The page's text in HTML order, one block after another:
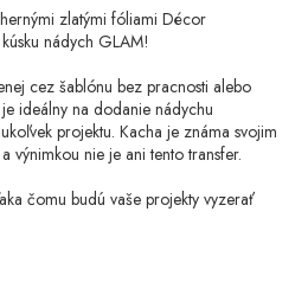
zlatými fóliami Décor
nádych GLAM!
cez šablónu bez pracnosti alebo
ideálny na dodanie nádychu
projektu. Kacha je známa svojim
výnimkou nie je ani tento transfer.
čomu budú vaše projekty vyzerať